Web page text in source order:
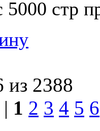
5000 стр
из 2388
1 2 3 4 5 6